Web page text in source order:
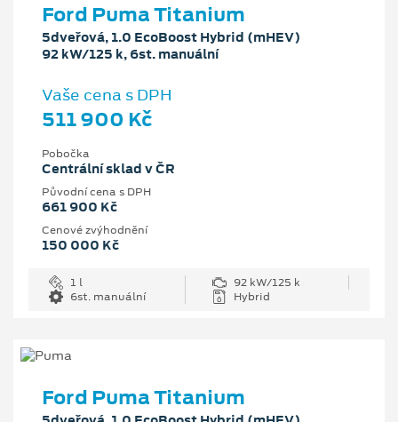
Ford Puma Titanium
5dveřová, 1.0 EcoBoost Hybrid (mHEV)
92 kW/125 k, 6st. manuální
Vaše cena s DPH
511 900 Kč
Pobočka
Centrální sklad v ČR
Původní cena s DPH
661 900 Kč
Cenové zvýhodnění
150 000 Kč
1 l
92 kW/125 k
6st. manuální
Hybrid
Ford Puma Titanium